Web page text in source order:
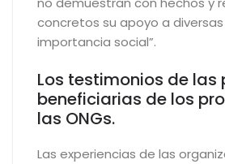
concretos su apoyo a
importancia social”.
Los testimonios de las
beneficiarias de los
las ONGs.
Las experiencias de las